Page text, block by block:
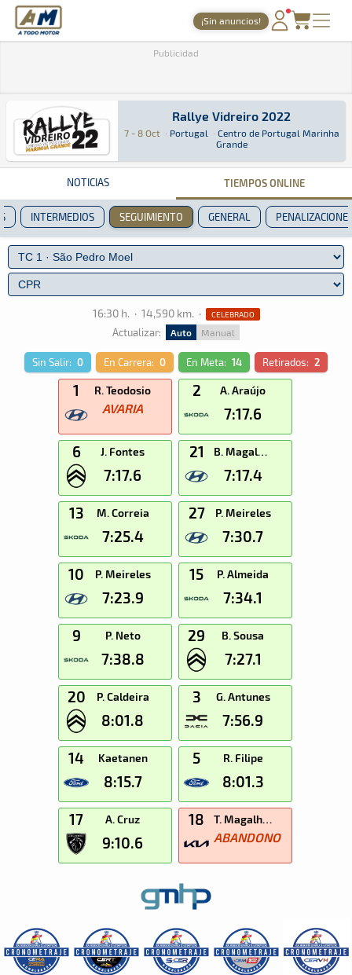
A Todo Motor · Revista del motor desde 1999
¡Sin anuncios!
NOTICIAS
GALERÍAS
TIENDA
ARCHIVO
Publicidad
Rallye Vidreiro 2022
Rallye Vidreiro 2022
7 - 8 Oct · Portugal · Centro de Portugal Marinha
Grande
Rally · Rallye Vidreiro 2022 · Centro de
Portugal Portugal
NOTICIAS TIEMPOS ONLINE
INTERMEDIOS SEGUIMIENTO GENERAL
16:30 h. · 14,590 km. · CELEBRADO
Actualizar: Auto Manual
Sin Salir: 0 En Carrera: 0 En Meta: 14 Retirados: 2
1 R. Teodosio
AVARIA
2 A. Araújo
7:17.6
6 J. Fontes
7:17.6
21 B. Magalhães
7:17.4
13 M. Correia
7:25.4
27 P. Meireles
7:30.7
10 P. Meireles
7:23.9
15 P. Almeida
7:34.1
9 P. Neto
7:38.8
29 B. Sousa
7:27.1
20 P. Caldeira
8:01.8
3 G. Antunes
7:56.9
14 Kaetanen
8:15.7
5 R. Filipe
8:01.3
17 A. Cruz
9:10.6
18 T. Magalhães
ABANDONO